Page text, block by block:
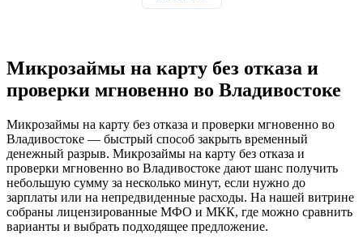
Микрозаймы на карту без отказа и
проверки мгновенно во Владивостоке
Микрозаймы на карту без отказа и проверки мгновенно во
Владивостоке — быстрый способ закрыть временный
денежный разрыв. Микрозаймы на карту без отказа и
проверки мгновенно во Владивостоке дают шанс получить
небольшую сумму за несколько минут, если нужно до
зарплаты или на непредвиденные расходы. На нашей витрине
собраны лицензированные МФО и МКК, где можно сравнить
варианты и выбрать подходящее предложение.